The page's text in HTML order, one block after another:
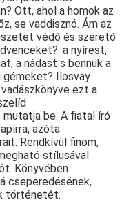
Ott, ahol a homok az
se vaddisznó. Ám az
védő és szerető
a nyírest,
a nádast s bennük a
gémeket? Ilosvay
ezt a
be. A fiatal író
azóta
Rendkívül finom,
stílusával
Könyvében
cseperedésének,
történetét.